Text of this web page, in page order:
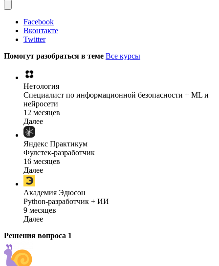
Facebook
Вконтакте
Twitter
Помогут разобраться в теме Все курсы
Нетология
Специалист по информационной безопасности + ML и
нейросети
12 месяцев
Далее
Яндекс Практикум
Фулстек-разработчик
16 месяцев
Далее
Академия Эдюсон
Python-разработчик + ИИ
9 месяцев
Далее
Решения вопроса 1